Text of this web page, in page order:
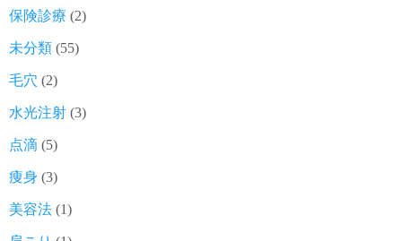
保険診療 (2)
未分類 (55)
毛穴 (2)
水光注射 (3)
点滴 (5)
痩身 (3)
美容法 (1)